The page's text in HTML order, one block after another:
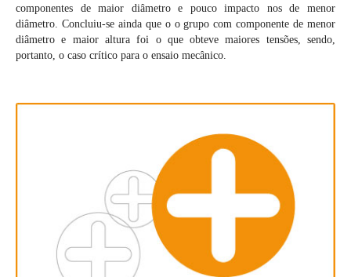
componentes de maior diâmetro e pouco impacto nos de menor
diâmetro. Concluiu-se ainda que o o grupo com componente de menor
diâmetro e maior altura foi o que obteve maiores tensões, sendo,
portanto, o caso crítico para o ensaio mecânico.